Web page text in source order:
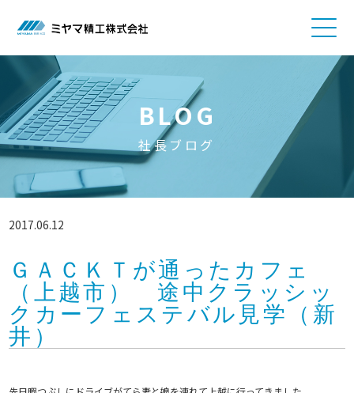
BLOG
社長ブログ
2017.06.12
ＧＡＣＫＴが通ったカフェ
（上越市） 途中クラッシッ
クカーフェステバル見学（新
井）